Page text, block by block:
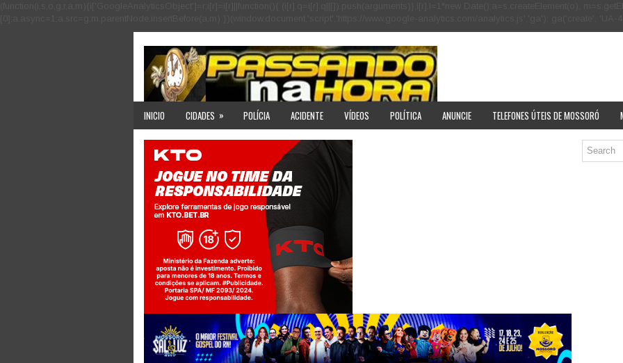
INICIO CIDADES » POLÍCIA ACIDENTE VÍDEOS POLÍTICA ANUNCIE TELEFONES ÚTEIS DE MOSSORÓ
Jogue com responsabilidade. 18+